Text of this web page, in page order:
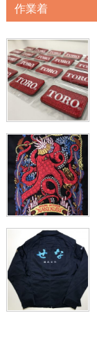
作業着